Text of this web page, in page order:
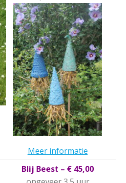
Meer informatie
Blij Beest – € 45,00